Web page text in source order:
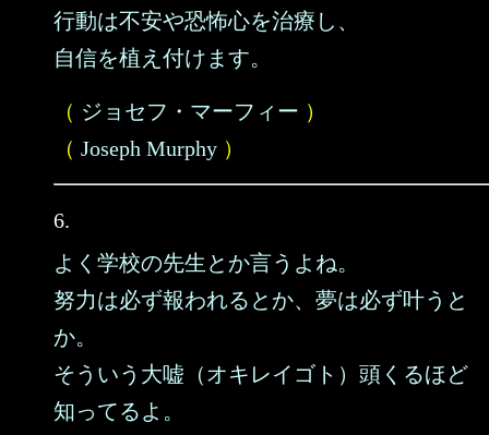
行動は不安や恐怖心を治療し、
自信を植え付けます。
（ ジョセフ・マーフィー ）
（ Joseph Murphy ）
6.
よく学校の先生とか言うよね。
努力は必ず報われるとか、夢は必ず叶うと
か。
そういう大嘘（オキレイゴト）頭くるほど
知ってるよ。